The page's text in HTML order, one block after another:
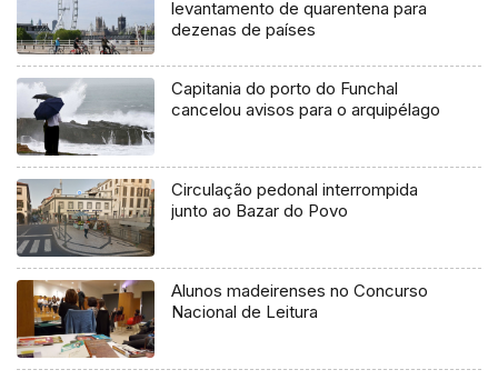
levantamento de quarentena para
dezenas de países
Capitania do porto do Funchal
cancelou avisos para o arquipélago
Circulação pedonal interrompida
junto ao Bazar do Povo
Alunos madeirenses no Concurso
Nacional de Leitura